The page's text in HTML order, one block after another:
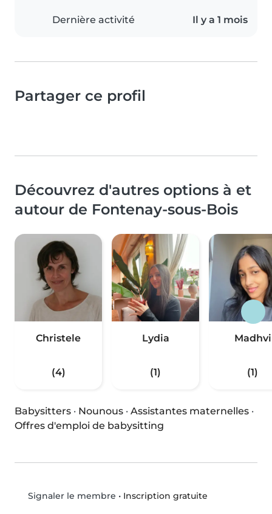
Dernière activité Il y a 1 mois
Partager ce profil
Découvrez d'autres options à et
autour de Fontenay-sous-Bois
Christele
(4)
Lydia
(1)
Madhvi
(1)
Babysitters · Nounous · Assistantes maternelles ·
Offres d'emploi de babysitting
Signaler le membre • Inscription gratuite